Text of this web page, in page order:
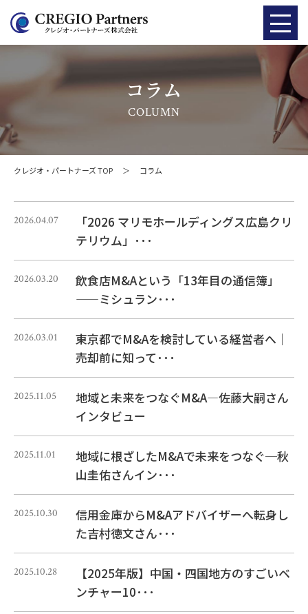
コラム
COLUMN
クレジオ・パートナーズ TOP ＞ コラム
2026.04.07
「2026 マリモホールディングス広島クリ
テリウム」･･･
2026.03.20
飲食店M&Aという「13年目の通信簿」
——ミシュラン･･･
2026.03.01
東京都でM&Aを検討している経営者へ｜
売却前に知って･･･
2025.11.05
地域と未来をつなぐM&A―佐藤大嗣さん
インタビュー
2025.11.01
地域に根ざしたM&Aで未来をつなぐ─秋
山圭佑さんイン･･･
2025.10.30
信用金庫からM&Aアドバイザーへ転身し
た吉村徳文さん･･･
2025.10.28
【2025年版】中国・四国地方のすごいベ
ンチャー10･･･